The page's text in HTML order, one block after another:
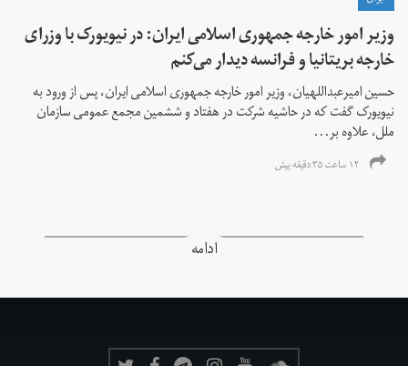
وزیر امور خارجه جمهوری اسلامی ایران: در نیویورک با وزرای
خارجه بریتانیا و فرانسه دیدار می‌کنم
حسین امیرعبداللهیان، وزیر امور خارجه جمهوری اسلامی ایران، پس از ورود به
نیویورک گفت که در حاشیه شرکت در هفتاد و ششمین مجمع عمومی سازمان
ملل، علاوه بر...
۱۲ ساعت ۳۵ دقیقه پیش
ادامه